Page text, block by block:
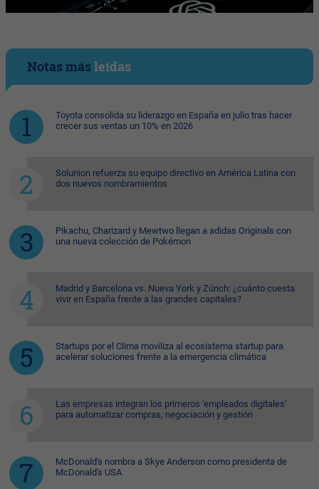
Notas másleídas
Toyota consolida su liderazgo en España en julio tras hacer
crecer sus ventas un 10% en 2026
Solunion refuerza su equipo directivo en América Latina con
dos nuevos nombramientos
Pikachu, Charizard y Mewtwo llegan a adidas Originals con
una nueva colección de Pokémon
Madrid y Barcelona vs. Nueva York y Zúrich: ¿cuánto cuesta
vivir en España frente a las grandes capitales?
Startups por el Clima moviliza al ecosistema startup para
acelerar soluciones frente a la emergencia climática
Las empresas integran los primeros 'empleados digitales'
para automatizar compras, negociación y gestión
McDonald's nombra a Skye Anderson como presidenta de
McDonald's USA